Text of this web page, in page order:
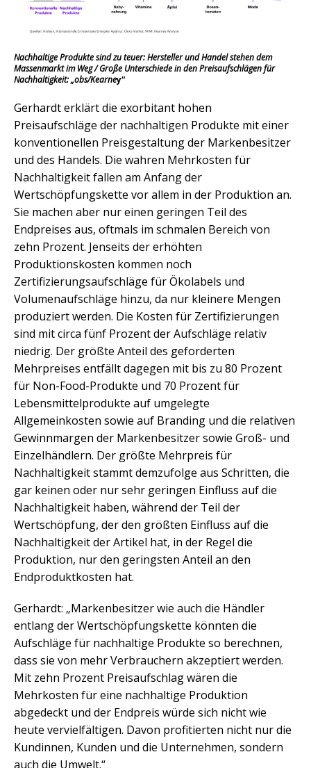
Nachhaltige Produkte sind zu teuer: Hersteller und Handel stehen dem
Massenmarkt im Weg / Große Unterschiede in den Preisaufschlägen für
Nachhaltigkeit: „obs/Kearney“
Gerhardt erklärt die exorbitant hohen
Preisaufschläge der nachhaltigen Produkte mit einer
konventionellen Preisgestaltung der Markenbesitzer
und des Handels. Die wahren Mehrkosten für
Nachhaltigkeit fallen am Anfang der
Wertschöpfungskette vor allem in der Produktion an.
Sie machen aber nur einen geringen Teil des
Endpreises aus, oftmals im schmalen Bereich von
zehn Prozent. Jenseits der erhöhten
Produktionskosten kommen noch
Zertifizierungsaufschläge für Ökolabels und
Volumenaufschläge hinzu, da nur kleinere Mengen
produziert werden. Die Kosten für Zertifizierungen
sind mit circa fünf Prozent der Aufschläge relativ
niedrig. Der größte Anteil des geforderten
Mehrpreises entfällt dagegen mit bis zu 80 Prozent
für Non-Food-Produkte und 70 Prozent für
Lebensmittelprodukte auf umgelegte
Allgemeinkosten sowie auf Branding und die relativen
Gewinnmargen der Markenbesitzer sowie Groß- und
Einzelhändlern. Der größte Mehrpreis für
Nachhaltigkeit stammt demzufolge aus Schritten, die
gar keinen oder nur sehr geringen Einfluss auf die
Nachhaltigkeit haben, während der Teil der
Wertschöpfung, der den größten Einfluss auf die
Nachhaltigkeit der Artikel hat, in der Regel die
Produktion, nur den geringsten Anteil an den
Endproduktkosten hat.
Gerhardt: „Markenbesitzer wie auch die Händler
entlang der Wertschöpfungskette könnten die
Aufschläge für nachhaltige Produkte so berechnen,
dass sie von mehr Verbrauchern akzeptiert werden.
Mit zehn Prozent Preisaufschlag wären die
Mehrkosten für eine nachhaltige Produktion
abgedeckt und der Endpreis würde sich nicht wie
heute vervielfältigen. Davon profitierten nicht nur die
Kundinnen, Kunden und die Unternehmen, sondern
auch die Umwelt.“